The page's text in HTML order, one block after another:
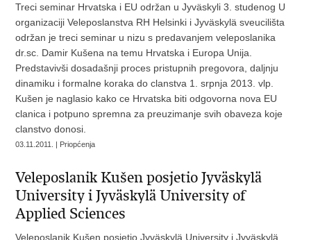
Treci seminar Hrvatska i EU održan u Jyväskyli 3. studenog U
organizaciji Veleposlanstva RH Helsinki i Jyväskylä sveucilišta
održan je treci seminar u nizu s predavanjem veleposlanika
dr.sc. Damir Kušena na temu Hrvatska i Europa Unija.
Predstavivši dosadašnji proces pristupnih pregovora, daljnju
dinamiku i formalne koraka do clanstva 1. srpnja 2013. vlp.
Kušen je naglasio kako ce Hrvatska biti odgovorna nova EU
clanica i potpuno spremna za preuzimanje svih obaveza koje
clanstvo donosi.
03.11.2011. | Priopćenja
Veleposlanik Kušen posjetio Jyväskylä
University i Jyväskylä University of
Applied Sciences
Veleposlanik Kušen posjetio Jyväskylä University i Jyväskylä